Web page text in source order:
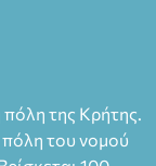
πόλη της Κρήτης.
πόλη του νομού